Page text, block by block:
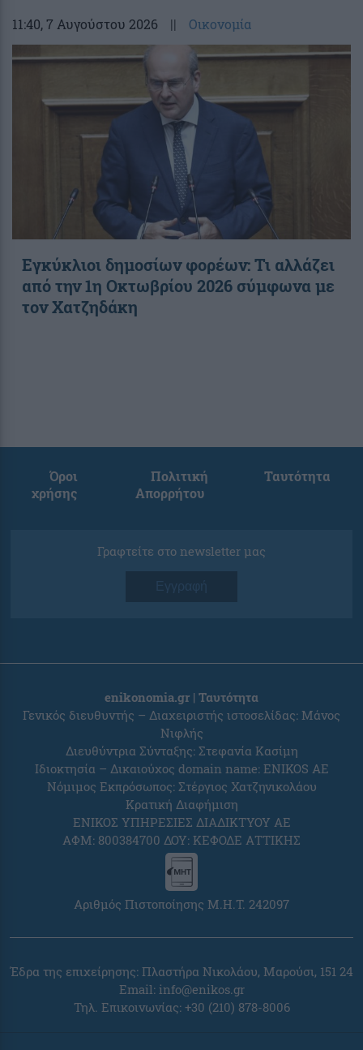
11:40, 7 Αυγούστου 2026 || Οικονομία
Εγκύκλιοι δημοσίων φορέων: Τι αλλάζει
από την 1η Οκτωβρίου 2026 σύμφωνα με
τον Χατζηδάκη
Όροι
χρήσης
Πολιτική
Απορρήτου
Ταυτότητα
Γραφτείτε στο newsletter μας
Εγγραφή
enikonomia.gr | Ταυτότητα
Γενικός διευθυντής – Διαχειριστής ιστοσελίδας: Μάνος
Νιφλής
Διευθύντρια Σύνταξης: Στεφανία Κασίμη
Ιδιοκτησία – Δικαιούχος domain name: ENIKOS AE
Νόμιμος Εκπρόσωπος: Στέργιος Χατζηνικολάου
Κρατική Διαφήμιση
ΕΝΙΚΟΣ ΥΠΗΡΕΣΙΕΣ ΔΙΑΔΙΚΤΥΟΥ ΑΕ
ΑΦΜ: 800384700 ΔΟΥ: ΚΕΦΟΔΕ ΑΤΤΙΚΗΣ
Αριθμός Πιστοποίησης Μ.Η.Τ. 242097
Έδρα της επιχείρησης: Πλαστήρα Νικολάου, Μαρούσι, 151 24
Email: info@enikos.gr
Τηλ. Επικοινωνίας: +30 (210) 878-8006